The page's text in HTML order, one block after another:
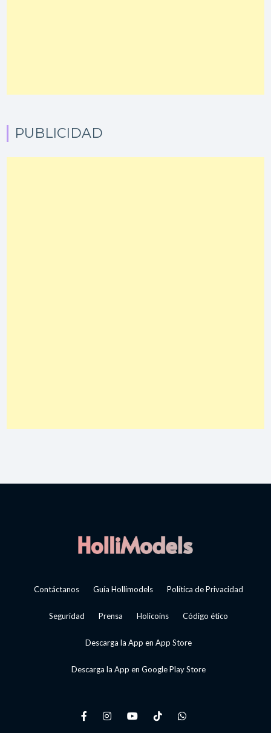
PUBLICIDAD
Contáctanos Guía Hollimodels Política de Privacidad
Seguridad Prensa Holicoins Código ético
Descarga la App en App Store
Descarga la App en Google Play Store